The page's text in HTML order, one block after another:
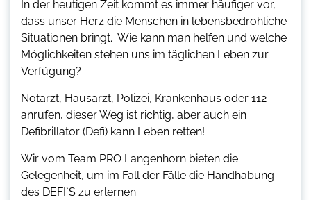
In der heutigen Zeit kommt es immer häufiger vor,
dass unser Herz die Menschen in lebensbedrohliche
Situationen bringt. Wie kann man helfen und welche
Möglichkeiten stehen uns im täglichen Leben zur
Verfügung?
Notarzt, Hausarzt, Polizei, Krankenhaus oder 112
anrufen, dieser Weg ist richtig, aber auch ein
Defibrillator (Defi) kann Leben retten!
Wir vom Team PRO Langenhorn bieten die
Gelegenheit, um im Fall der Fälle die Handhabung
des DEFI`S zu erlernen.